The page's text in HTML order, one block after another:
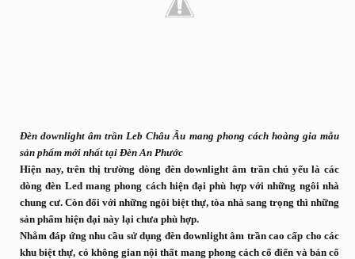
Đèn downlight âm trần Leb Châu Âu mang phong cách hoàng gia mẫu
sản phẩm mới nhất tại Đèn An Phước
Hiện nay, trên thị trường dòng đèn downlight âm trần chủ yếu là các
dòng đèn Led mang phong cách hiện đại phù hợp với những ngôi nhà
chung cư. Còn đối với những ngôi biệt thự, tòa nhà sang trọng thì những
sản phẩm hiện đại này lại chưa phù hợp.
Nhằm đáp ứng nhu cầu sử dụng đèn downlight âm trần cao cấp cho các
khu biệt thự, có không gian nội thất mang phong cách cổ điển và bán cổ